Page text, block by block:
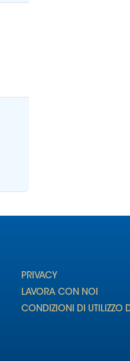
PRIVACY
LAVORA CON NOI
CONDIZIONI DI UTILIZZO